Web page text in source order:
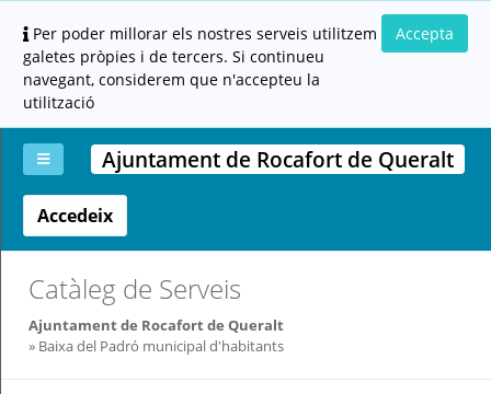
Per poder millorar els nostres serveis utilitzem
galetes pròpies i de tercers. Si continueu
navegant, considerem que n'accepteu la
utilització
Accepta
La
meva
carpeta
Aportar
documentació
Carpeta
ciutadana
(altres
administracions)
Altres
Ajuda
Ajuntament de Rocafort de Queralt
Accedeix
Catàleg de Serveis
Ajuntament de Rocafort de Queralt
Baixa del Padró municipal d'habitants